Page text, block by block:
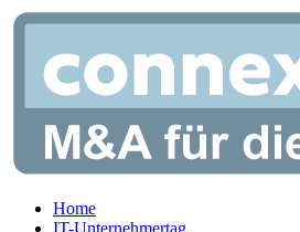
Zum
springen
Home
IT-Unternehmertag